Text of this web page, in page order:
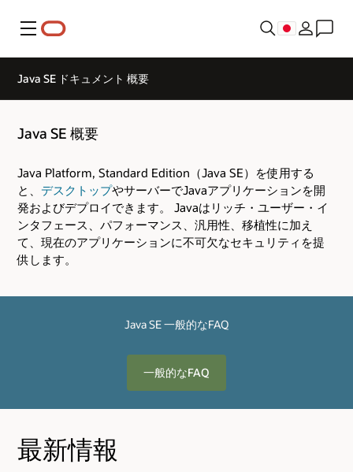
メニュー
Java SE ドキュメント 概要
Java SE 概要
Java Platform, Standard Edition（Java SE）を使用する
と、 デスクトップやサーバーでJavaアプリケーションを開
発およびデプロイできます。 Javaはリッチ・ユーザー・イ
ンタフェース、パフォーマンス、汎用性、移植性に加え
て、現在のアプリケーションに不可欠なセキュリティを提
供します。
Java SE 一般的なFAQ
一般的なFAQ
最新情報